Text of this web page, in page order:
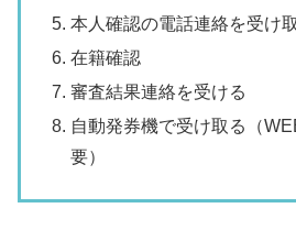
本人確認の電話連絡を受け
在籍確認
審査結果連絡を受ける
自動発券機で受け取る（
要）